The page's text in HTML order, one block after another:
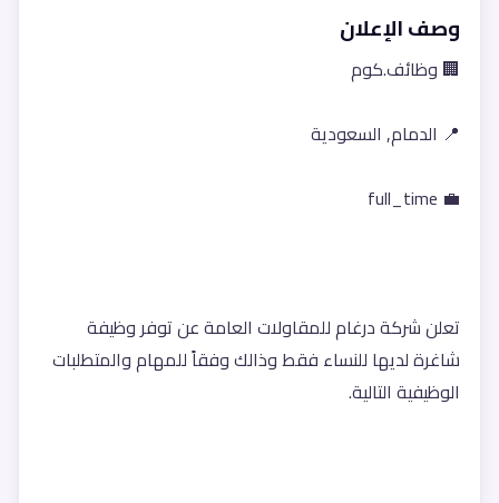
وصف الإعلان
🏢 وظائف.كوم
📍 الدمام, السعودية
💼 full_time
الوظيفية التالية.